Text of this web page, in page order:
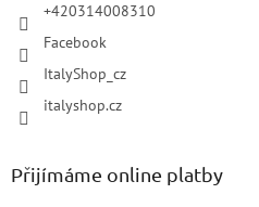
+420314008310
Facebook
ItalyShop_cz
italyshop.cz
Přijímáme online platby